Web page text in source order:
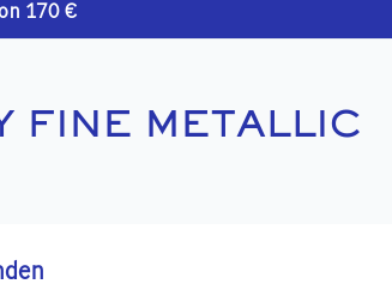
170 €
FINE METALLIC